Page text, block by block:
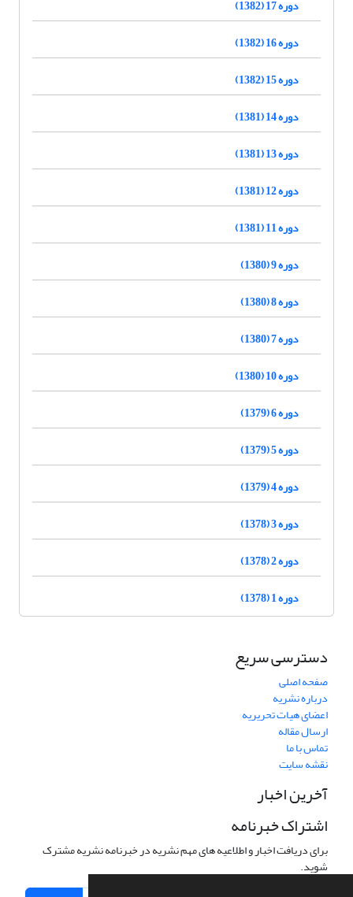
دوره 17 (1382)
دوره 16 (1382)
دوره 15 (1382)
دوره 14 (1381)
دوره 13 (1381)
دوره 12 (1381)
دوره 11 (1381)
دوره 9 (1380)
دوره 8 (1380)
دوره 7 (1380)
دوره 10 (1380)
دوره 6 (1379)
دوره 5 (1379)
دوره 4 (1379)
دوره 3 (1378)
دوره 2 (1378)
دوره 1 (1378)
دسترسی سریع
صفحه اصلی
درباره نشریه
اعضای هیات تحریریه
ارسال مقاله
تماس با ما
نقشه سایت
آخرین اخبار
اشتراک خبرنامه
برای دریافت اخبار و اطلاعیه های مهم نشریه در خبرنامه نشریه مشترک
شوید.